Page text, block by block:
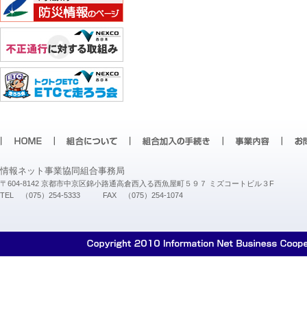
情報ネット事業協同組合事務局
〒604-8142 京都市中京区錦小路通高倉西入る西魚屋町５９７ ミズコートビル３F
TEL （075）254-5333 FAX （075）254-1074